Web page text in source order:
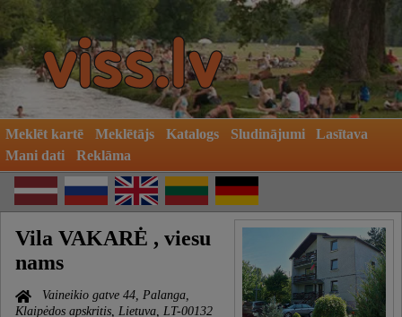
Meklēt kartē Meklētājs Katalogs Sludinājumi
Lasītava
Mani dati
Reklāma
Vila VAKARĖ , viesu
nams
Vaineikio gatve 44, Palanga,
Klaipėdos apskritis, Lietuva, LT-00132